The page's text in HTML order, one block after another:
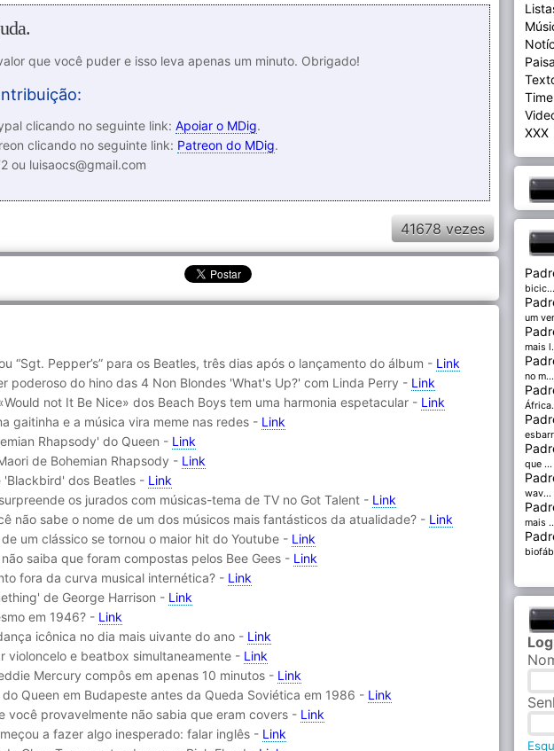
que você puder e isso leva apenas um minuto. Obrigado!
clicando no seguinte link: Apoiar o MDig.
clicando no seguinte link: Patreon do MDig.
ou luisaocs@gmail.com
41678 vezes
“Sgt. Pepper’s” para os Beatles, três dias após o lançamento do álbum - Link
poderoso do hino das 4 Non Blondes 'What's Up?' com Linda Perry - Link
not It Be Nice» dos Beach Boys tem uma harmonia espetacular - Link
gaitinha e a música vira meme nas redes - Link
Rhapsody' do Queen - Link
de Bohemian Rhapsody - Link
dos Beatles - Link
os jurados com músicas-tema de TV no Got Talent - Link
não sabe o nome de um dos músicos mais fantásticos da atualidade? - Link
um clássico se tornou o maior hit do Youtube - Link
saiba que foram compostas pelos Bee Gees - Link
fora da curva musical internética? - Link
de George Harrison - Link
em 1946? - Link
icônica no dia mais uivante do ano - Link
violoncelo e beatbox simultaneamente - Link
Mercury compôs em apenas 10 minutos - Link
Queen em Budapeste antes da Queda Soviética em 1986 - Link
você provavelmente não sabia que eram covers - Link
a fazer algo inesperado: falar inglês - Link
XXX
bicic...
um
mais
no m...
que ...
wav...
mais